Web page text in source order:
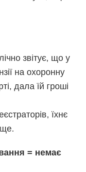
звітує, що у
на охоронну
дала їй гроші
їхнє
ще.
= немає